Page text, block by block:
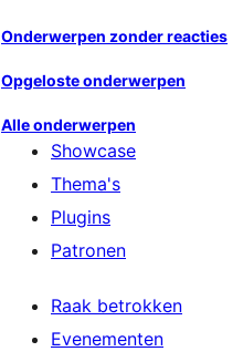
Onderwerpen zonder reacties
Opgeloste onderwerpen
Alle onderwerpen
Showcase
Thema's
Plugins
Patronen
Raak betrokken
Evenementen